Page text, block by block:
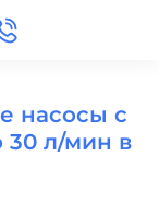
насосы с
30 л/мин в